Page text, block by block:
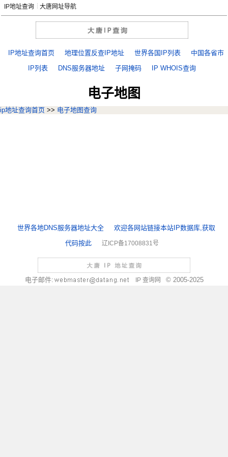
大唐网址导航
IP地址查询
IP地址查询首页 地理位置反查IP地址 世界各国IP列表
中国各省市
IP列表
DNS服务器地址 子网掩码 IP WHOIS查询
电子地图
ip地址查询首页 >> 电子地图查询
世界各地DNS服务器地址大全
欢迎各网站链接本站IP数据库,获取
代码按此
辽ICP备17008831号
电子邮件: IP 查询网 © 2005-2025